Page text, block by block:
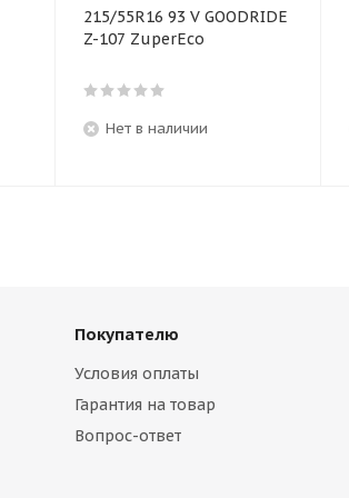
215/55R16 93 V GOODRIDE
Z-107 ZuperEco
Нет в наличии
Покупателю
Условия оплаты
Гарантия на товар
Вопрос-ответ